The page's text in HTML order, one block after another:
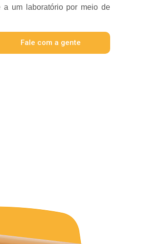
a um laboratório por meio de
Fale com a gente